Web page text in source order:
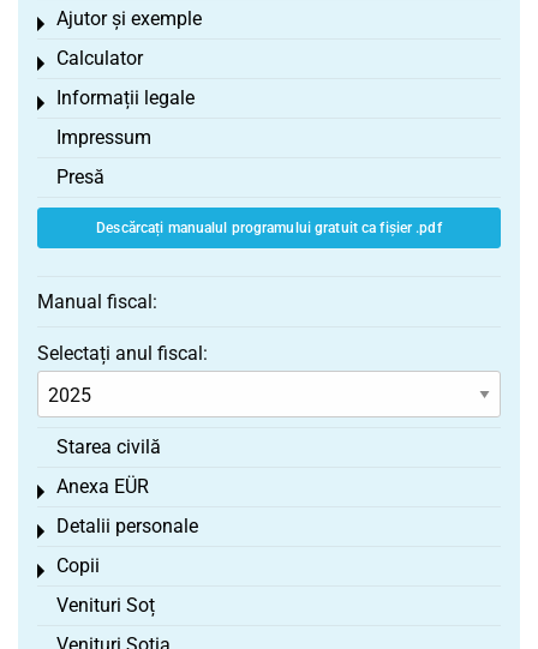
Ajutor și exemple
Toggle menu
Calculator
Toggle menu
Informații legale
Toggle menu
Impressum
Presă
Descărcați manualul programului gratuit ca fișier .pdf
Manual fiscal:
Selectați anul fiscal:
Starea civilă
Anexa EÜR
Toggle menu
Detalii personale
Toggle menu
Copii
Toggle menu
Venituri Soț